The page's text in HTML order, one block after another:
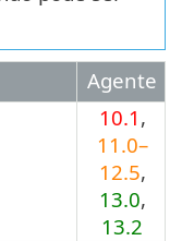
Agente
10.1 ,
11.0–
12.5,
13.0,
13.2